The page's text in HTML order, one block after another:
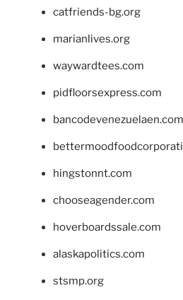
catfriends-bg.org
marianlives.org
waywardtees.com
pidfloorsexpress.com
bancodevenezuelaen.com
hingstonnt.com
chooseagender.com
hoverboardssale.com
alaskapolitics.com
stsmp.org